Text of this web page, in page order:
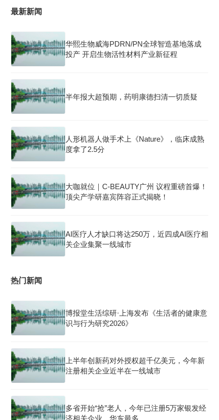
最新新闻
华熙生物威海PDRN/PN全球智造基地落成
投产 开启生物活性材料产业新征程
半年报大超预期，药明康德扫清一切质疑
人形机器人做手术上《Nature》，临床成熟
度拿了2.5分
大咖就位｜C-BEAUTY广州 议程重磅首爆！
顶尖产学研嘉宾阵容正式揭晓！
AI医疗人才缺口将达250万，近四成AI医疗相
关企业集聚一线城市
热门新闻
博报堂生活综研·上海发布《生活者的健康意
识与行为研究2026》
上半年创新药对外授权超千亿美元，今年新
注册相关企业近半在一线城市
多省开始“抢”老人，今年已注册5万家银发经
济相关企业，华东最多